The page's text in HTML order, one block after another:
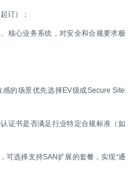
订）；
核心业务系统，对安全和合规要求极
的场景优先选择EV级或Secure Site
证书是否满足行业特定合规标准（如
可选择支持SAN扩展的套餐，实现“通